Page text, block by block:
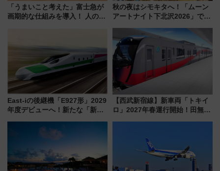
「うまいこと考えた」富士急が
画期的な仕組みを導入！ 人のか
秋の夜はシモキタへ！「ムーン
アートナイト下北沢2026」でイ
を満喫しよう
East-iの後継機「E927形」2029
年度デビューへ！新たな「新幹
説【JR東日本】
【西武新宿線】新車両「トキイ
ロ」2027年春運行開始！田無・